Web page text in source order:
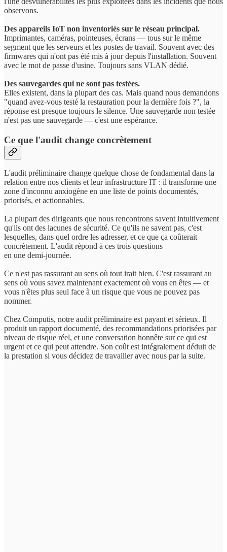
observons.
Des appareils IoT non inventoriés sur le réseau principal.
Imprimantes, caméras, pointeuses, écrans — tous sur le même
segment que les serveurs et les postes de travail. Souvent avec des
firmwares qui n'ont pas été mis à jour depuis l'installation. Souvent
avec le mot de passe d'usine. Toujours sans VLAN dédié.
Des sauvegardes qui ne sont pas testées.
Elles existent, dans la plupart des cas. Mais quand nous demandons
"quand avez-vous testé la restauration pour la dernière fois ?", la
réponse est presque toujours le silence. Une sauvegarde non testée
n'est pas une sauvegarde — c'est une espérance.
Ce que l'audit change concrètement
L'audit préliminaire change quelque chose de fondamental dans la
relation entre nos clients et leur infrastructure IT : il transforme une
zone d'inconnu anxiogène en une liste de points documentés,
priorisés, et actionnables.
La plupart des dirigeants que nous rencontrons savent intuitivement
qu'ils ont des lacunes de sécurité. Ce qu'ils ne savent pas, c'est
lesquelles, dans quel ordre les adresser, et ce que ça coûterait
concrètement. L'audit répond à ces trois questions
en une demi-journée.
Ce n'est pas rassurant au sens où tout irait bien. C'est rassurant au
sens où vous savez maintenant exactement où vous en êtes — et
vous n'êtes plus seul face à un risque que vous ne pouvez pas
nommer.
Chez Computis, notre audit préliminaire est payant et sérieux. Il
produit un rapport documenté, des recommandations priorisées par
niveau de risque réel, et une conversation honnête sur ce qui est
urgent et ce qui peut attendre. Son coût est intégralement déduit de
la prestation si vous décidez de travailler avec nous par la suite.